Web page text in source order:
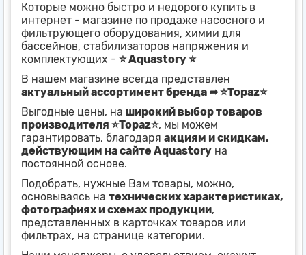
Которые можно быстро и недорого купить в
интернет - магазине по продаже насосного и
фильтрующего оборудования, химии для
бассейнов, стабилизаторов напряжения и
комплектующих - ⭐ Aquastory ⭐
В нашем магазине всегда представлен
актуальный ассортимент бренда ➦ ⭐Topaz⭐
Выгодные цены, на широкий выбор товаров
производителя ⭐Topaz⭐, мы можем
гарантировать, благодаря акциям и скидкам,
действующим на сайте Aquastory на
постоянной основе.
Подобрать, нужные Вам товары, можно,
основываясь на технических характеристиках,
фотографиях и схемах продукции,
представленных в карточках товаров или
фильтрах, на странице категории.